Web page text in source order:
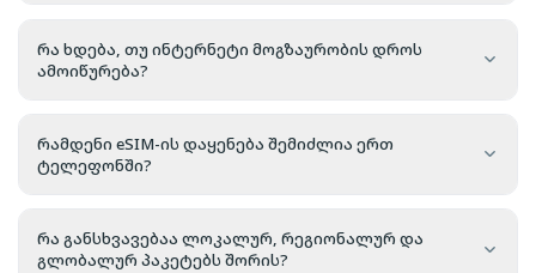
რა ხდება, თუ ინტერნეტი მოგზაურობის დროს
ამოიწურება?
რამდენი eSIM-ის დაყენება შემიძლია ერთ
ტელეფონში?
რა განსხვავებაა ლოკალურ, რეგიონალურ და
გლობალურ პაკეტებს შორის?